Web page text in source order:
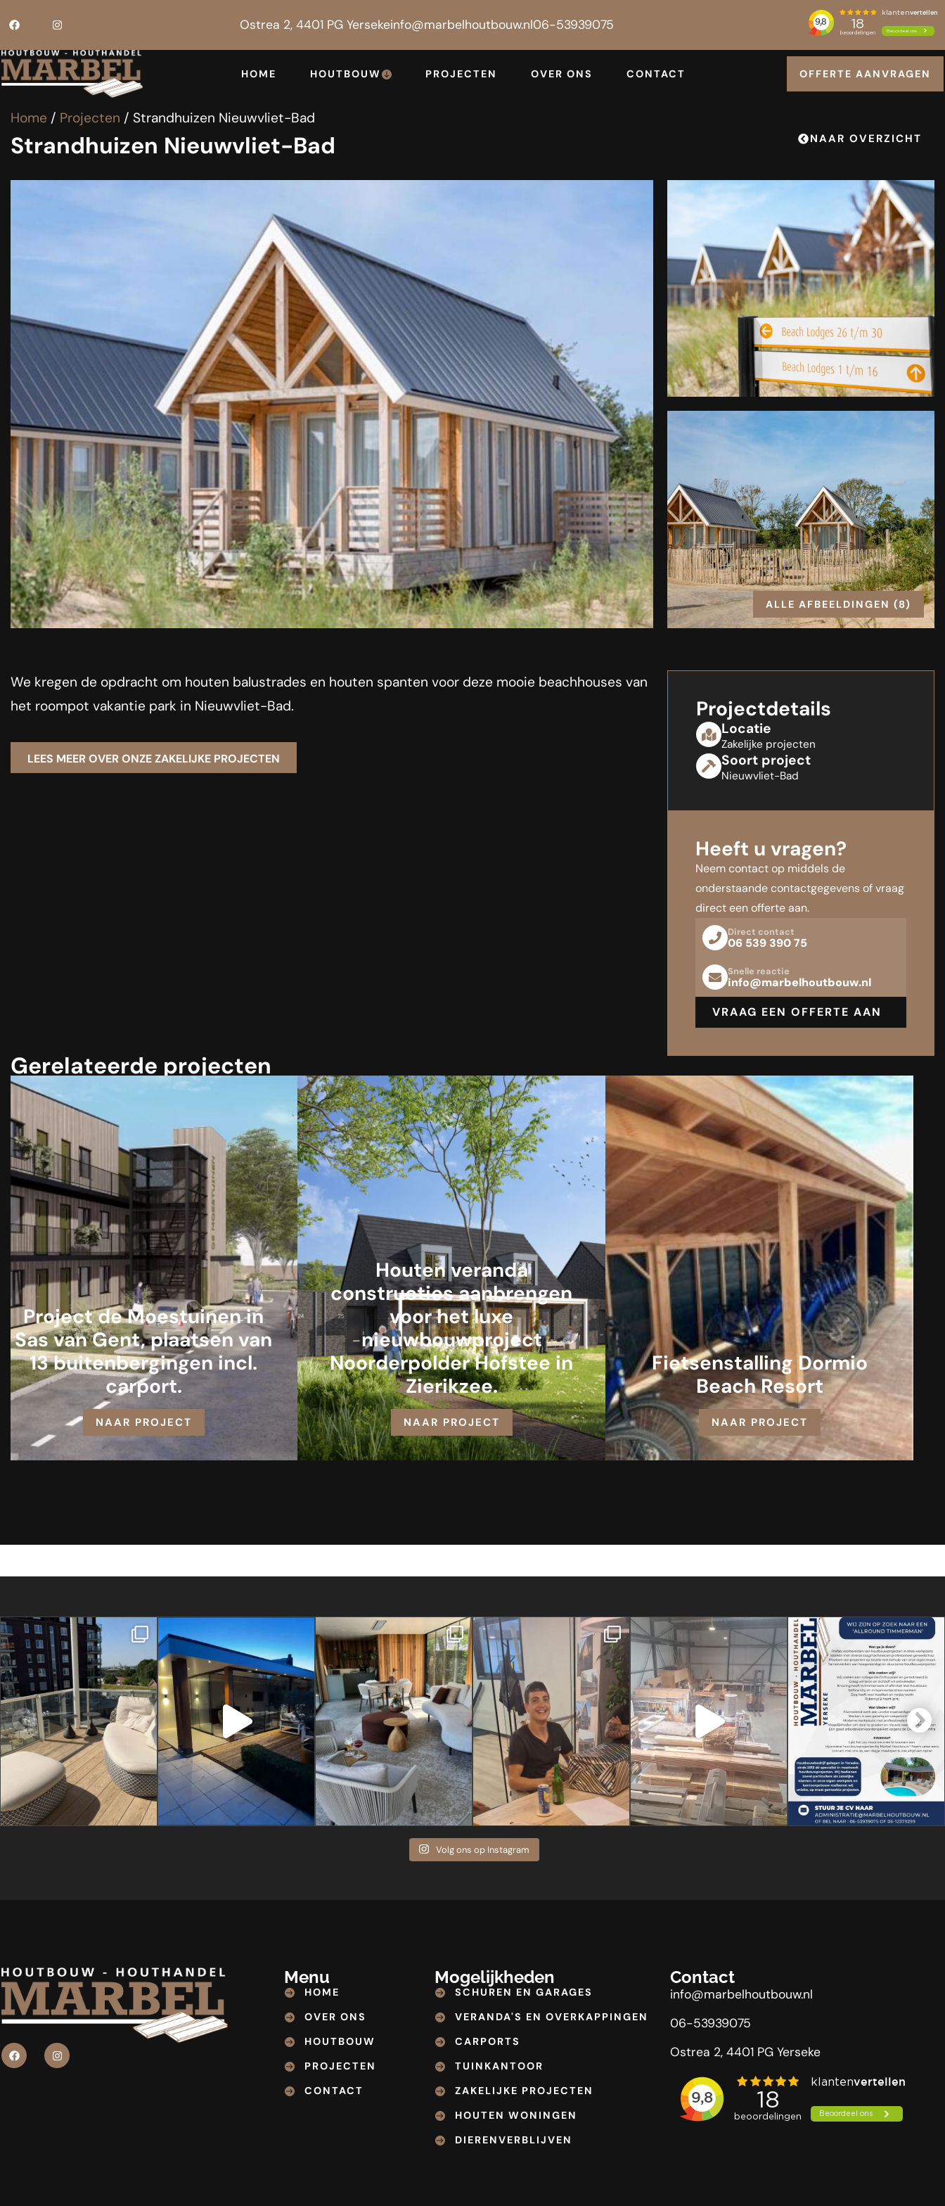
Ostrea 2, 4401 PG Yersekeinfo@marbelhoutbouw.nl06-53939075
HOME HOUTBOUW PROJECTEN OVER ONS CONTACT OFFERTE AANVRAGEN
Home / Projecten / Strandhuizen Nieuwvliet-Bad
Strandhuizen Nieuwvliet-Bad NAAR OVERZICHT
ALLE AFBEELDINGEN (8)
We kregen de opdracht om houten balustrades en houten spanten voor deze mooie beachhouses van
het roompot vakantie park in Nieuwvliet-Bad.
LEES MEER OVER ONZE ZAKELIJKE PROJECTEN
Projectdetails
Locatie
Zakelijke projecten
Soort project
Nieuwvliet-Bad
Heeft u vragen?
Neem contact op middels de
onderstaande contactgegevens of vraag
direct een offerte aan.
Direct contact
06 539 390 75
Snelle reactie
info@marbelhoutbouw.nl
VRAAG EEN OFFERTE AAN
Gerelateerde projecten
Project de Moestuinen in
Sas van Gent, plaatsen van
13 buitenbergingen incl.
carport.
NAAR PROJECT
Houten veranda
constructies aanbrengen
voor het luxe
nieuwbouwproject
Noorderpolder Hofstee in
Zierikzee.
NAAR PROJECT
Fietsenstalling Dormio
Beach Resort
NAAR PROJECT
Volg ons op Instagram
Menu
HOME
OVER ONS
HOUTBOUW
PROJECTEN
CONTACT
Mogelijkheden
SCHUREN EN GARAGES
VERANDA'S EN OVERKAPPINGEN
CARPORTS
TUINKANTOOR
ZAKELIJKE PROJECTEN
HOUTEN WONINGEN
DIERENVERBLIJVEN
Contact
info@marbelhoutbouw.nl
06-53939075
Ostrea 2, 4401 PG Yerseke